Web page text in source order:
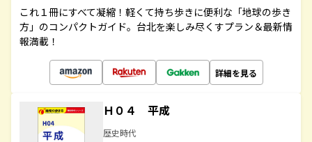
これ１冊にすべて凝縮！軽くて持ち歩きに便利な「地球の歩き
方」のコンパクトガイド。台北を楽しみ尽くすプラン＆最新情
報満載！
詳細を見る
Ｈ０４ 平成
歴史時代